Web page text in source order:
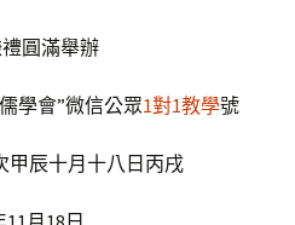
圓滿舉辦
學會”微信公眾1對1教學號
甲辰十月十八日丙戌